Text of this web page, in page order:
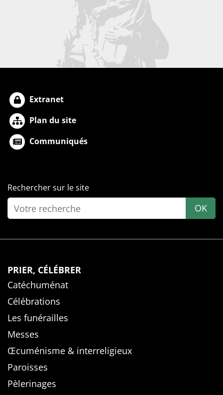
Extranet
Plan du site
Communiqués
Rechercher sur le site
OK
PRIER, CÉLÉBRER
Catéchuménat
Célébrations
Les funérailles
Messes
Œcuménisme & interreligieux
Paroisses
Pèlerinages